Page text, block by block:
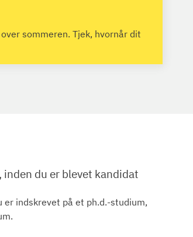
sommeren. Tjek, hvornår dit
du er blevet kandidat
er indskrevet på et ph.d.-studium,